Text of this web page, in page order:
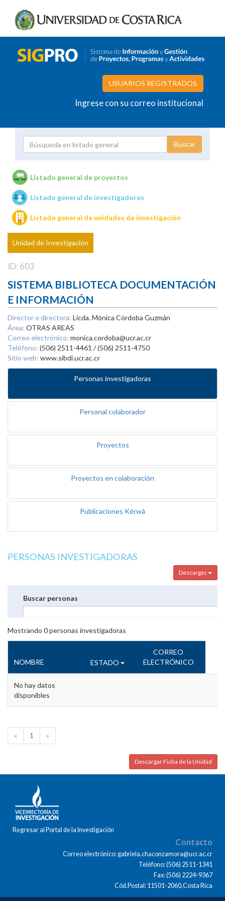
USUARIOS REGISTRADOS
Ingrese con su correo institucional
Unidades de investigación
Listado general de proyectos
Listado general de investigadores
Listado general de unidades de investigación
Unidad de Investigación
ID: 603
SISTEMA BIBLIOTECA DOCUMENTACIÓN
E INFORMACIÓN
Director o directora: Licda. Mónica Córdoba Guzmán
Área: OTRAS AREAS
Correo electrónico: monica.cordoba@ucr.ac.cr
Teléfono: (506) 2511-4461 / (506) 2511-4750
Sitio web: www.sibdi.ucr.ac.cr
Personas investigadoras
Personal colaborador
Proyectos
Proyectos en colaboración
Publicaciones Kérwá
PERSONAS INVESTIGADORAS
Descargas
Buscar personas
Mostrando 0personas investigadoras
NOMBRE ESTADO
CORREO
ELECTRÓNICO
No hay datos
disponibles
« 1 »
Descargar Ficha de la Unidad
Regresar al Portal de la Investigación
Contacto
Correo electrónico: gabriela.chaconzamora@ucr.ac.cr
Teléfono: (506) 2511-1341
Fax: (506) 2224-9367
Cód.Postal: 11501-2060,Costa Rica